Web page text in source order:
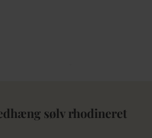
sølv rhodineret